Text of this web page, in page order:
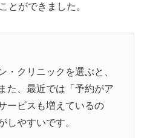
とができました。
・クリニックを選ぶと、
た、最近では「予約がア
ービスも増えているの
しやすいです。